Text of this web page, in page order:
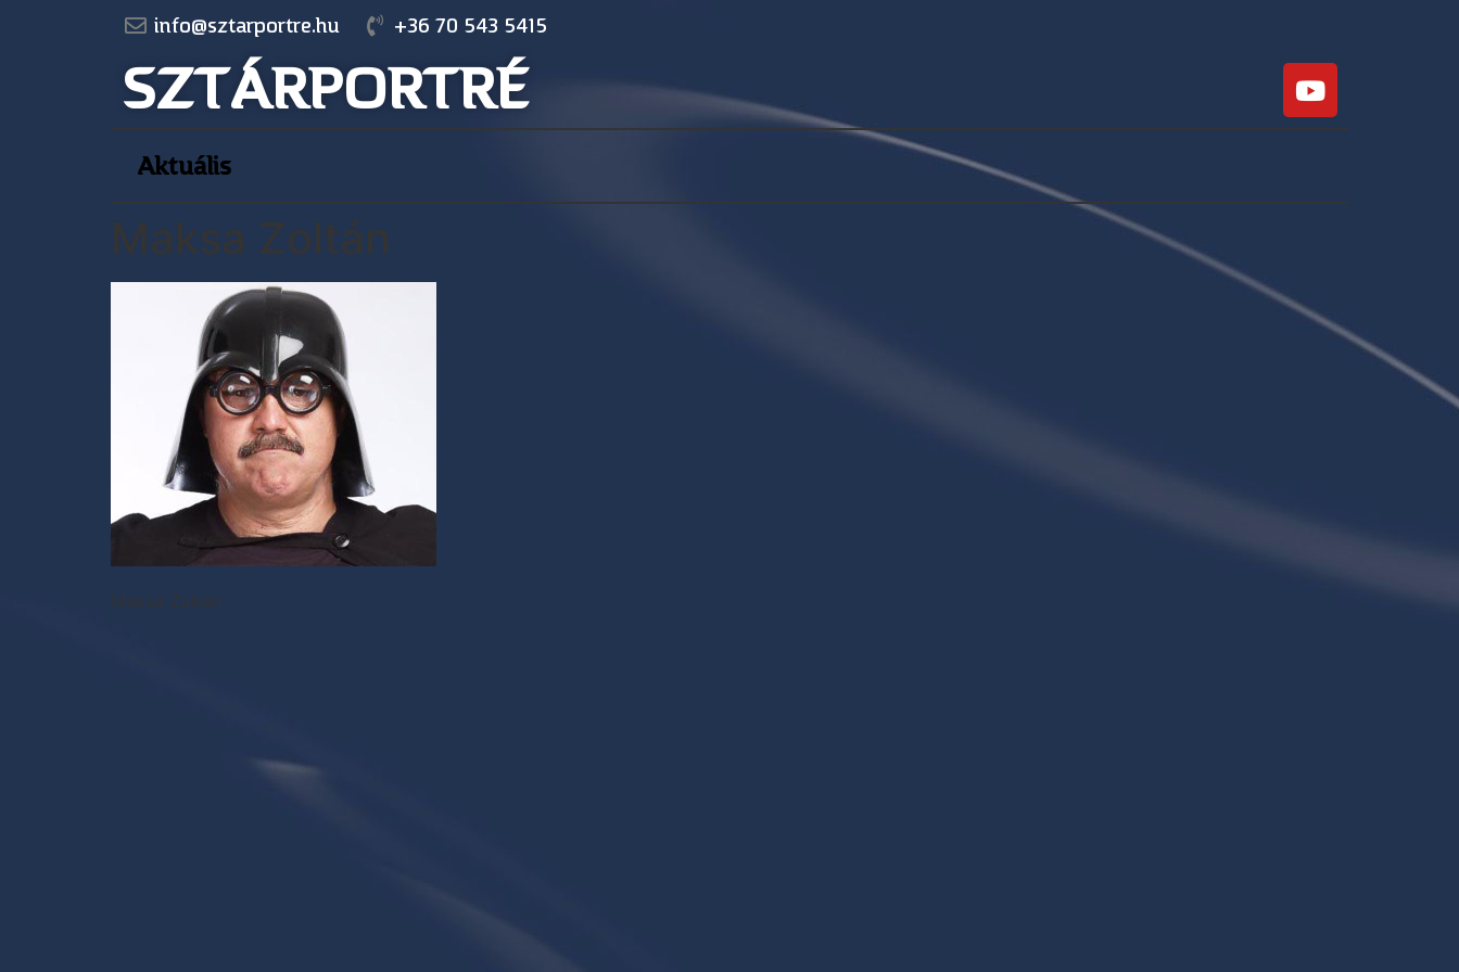
info@sztarportre.hu +36 70 543 5415
SZTÁRPORTRÉ
Aktuális
Maksa Zoltán
Maksa Zoltán